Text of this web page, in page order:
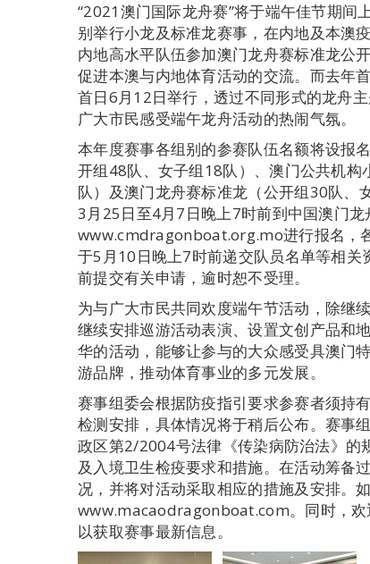
“2021澳门国际龙舟赛”将于端午佳节期
别举行小龙及标准龙赛事，在内地及本澳
内地高水平队伍参加澳门龙舟赛标准龙公
促进本澳与内地体育活动的交流。而去年
首日6月12日举行，透过不同形式的龙舟
广大市民感受端午龙舟活动的热闹气氛。
本年度赛事各组别的参赛队伍名额将设报
开组48队、女子组18队）、澳门公共机
队）及澳门龙舟赛标准龙（公开组30队、
3月25日至4月7日晚上7时前到中国澳门龙
www.cmdragonboat.org.mo进行报名，
于5月10日晚上7时前递交队员名单等相
前提交有关申请，逾时恕不受理。
为与广大市民共同欢度端午节活动，除继
继续安排巡游活动表演、设置文创产品和
华的活动，能够让参与的大众感受具澳门
游品牌，推动体育事业的多元发展。
赛事组委会根据防疫指引要求参赛者须持
检测安排，具体情况将于稍后公布。赛事
政区第2/2004号法律《传染病防治法》的
及入境卫生检疫要求和措施。在活动筹备
况，并将对活动采取相应的措施及安排。
www.macaodragonboat.com。同时，欢
以获取赛事最新信息。